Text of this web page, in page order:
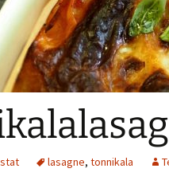
Jälkiruokia
Juomia
Kalaruokia
Kasvisherkkuja
Keitotlasagne, tonnikala